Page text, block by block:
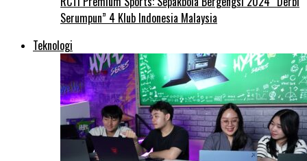
Serumpun” 4 Klub Indonesia Malaysia
Teknologi